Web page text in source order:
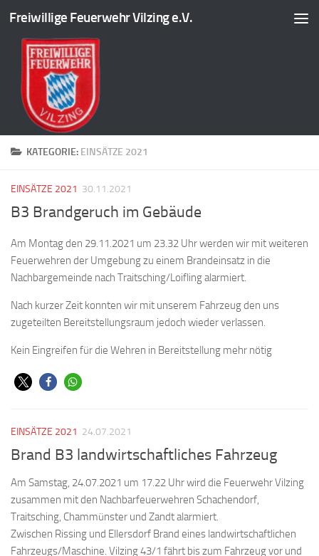
Zum Inhalt springen
Freiwillige Feuerwehr Vilzing e.V.
KATEGORIE: EINSÄTZE 2021
EINSÄTZE 2021 30.11.2021
B3 Brandgeruch im Gebäude
Am Montag den 29.11.2021 um 23.32 Uhr werden wir mit weiteren
Feuerwehren der Umgebung zu einem Brandeinsatz in die
Nachbargemeinde nach Traitsching/Loifling alarmiert.
Nach kurzer Zeit konnten wir mit unserem Fahrzeug den uns
zugeteilten Bereitstellungsraum jedoch wieder verlassen.
Kein Eingreifen für die Wehren in Bereitstellung mehr nötig
EINSÄTZE 2021 24.07.2021
Brand B3 landwirtschaftliches Fahrzeug
Am Samstag, 24.07.2021 um 17.22 Uhr wird die Feuerwehr Vilzing
zusammen mit den Nachbarfeuerwehren Schachendorf,
Traitsching, Chammünster und Zandt alarmiert.
Zwischen Rissing und Ellersdorf Brand eines landwirtschaftlichen
Fahrzeugs/Maschine. Vilzing 43/1 fährt bis zum Fahrzeug vor und